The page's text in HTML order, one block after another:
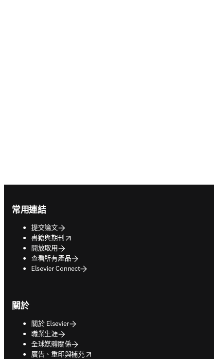
常用連結
提交論文
書籍與期刊
opens in new tab/window
開放取用
查看所有產品
Elsevier Connect
關於
關於 Elsevier
職業生涯
全球媒體關係
廣告、重印與補充
opens in new tab/window